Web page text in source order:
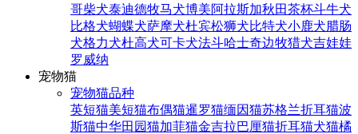
哥柴犬泰迪德牧马犬博美阿拉斯加秋田茶杯斗牛犬
比格犬蝴蝶犬萨摩犬杜宾松狮犬比特犬小鹿犬腊肠
犬格力犬杜高犬可卡犬法斗哈士奇边牧猎犬吉娃娃
罗威纳
宠物猫
宠物猫品种
英短猫美短猫布偶猫暹罗猫缅因猫苏格兰折耳猫波
斯猫中华田园猫加菲猫金吉拉巴厘猫折耳猫犬猫橘